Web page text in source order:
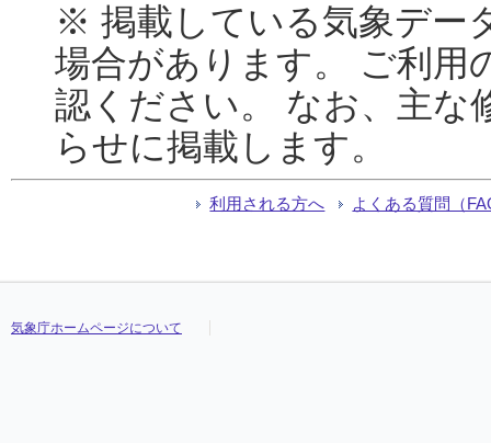
※ 掲載している気象デー
場合があります。 ご利用
認ください。 なお、主な
らせに掲載します。
利用される方へ よくある質問（
気象庁ホームページについて